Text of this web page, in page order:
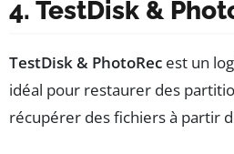
4. TestDisk &
TestDisk & PhotoRec est un
idéal pour restaurer des
récupérer des fichiers à partir